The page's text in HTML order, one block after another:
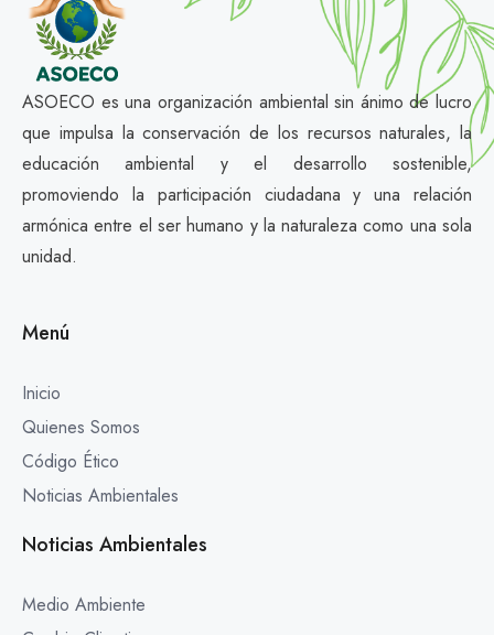
ASOECO es una organización ambiental sin ánimo de lucro
que impulsa la conservación de los recursos naturales, la
educación ambiental y el desarrollo sostenible,
promoviendo la participación ciudadana y una relación
armónica entre el ser humano y la naturaleza como una sola
unidad.
Menú
Inicio
Quienes Somos
Código Ético
Noticias Ambientales
Noticias Ambientales
Medio Ambiente